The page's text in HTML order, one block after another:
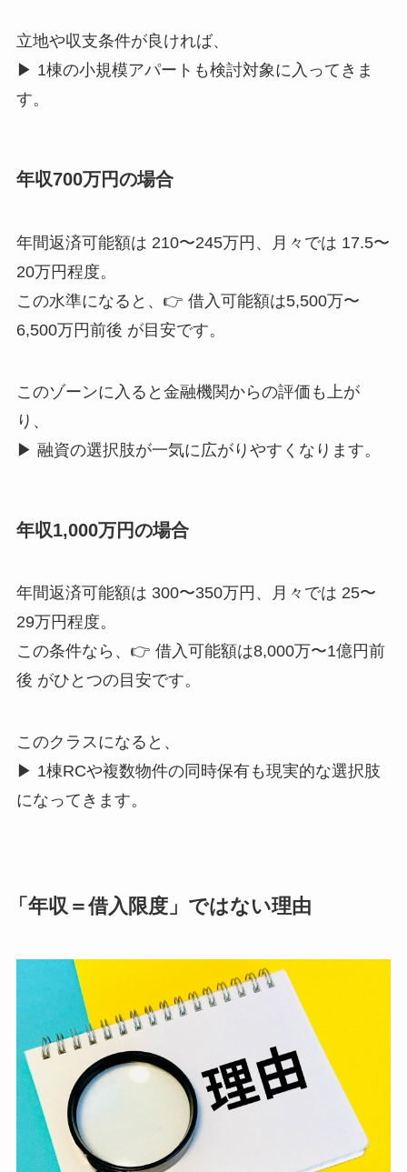
立地や収支条件が良ければ、
▶ 1棟の小規模アパートも検討対象に入ってきま
す。
年収700万円の場合
年間返済可能額は 210〜245万円、月々では 17.5〜
20万円程度。
この水準になると、👉 借入可能額は5,500万〜
6,500万円前後 が目安です。
このゾーンに入ると金融機関からの評価も上が
り、
▶ 融資の選択肢が一気に広がりやすくなります。
年収1,000万円の場合
年間返済可能額は 300〜350万円、月々では 25〜
29万円程度。
この条件なら、👉 借入可能額は8,000万〜1億円前
後 がひとつの目安です。
このクラスになると、
▶ 1棟RCや複数物件の同時保有も現実的な選択肢
になってきます。
「年収＝借入限度」ではない理由